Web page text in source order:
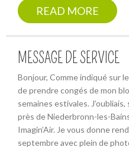
READ MORE
MESSAGE DE SERVICE
Bonjour, Comme indiqué sur
de prendre congés de mon
semaines estivales.
près de Niederbronn-les-
Imagin’Air. Je vous donne
septembre avec plein de